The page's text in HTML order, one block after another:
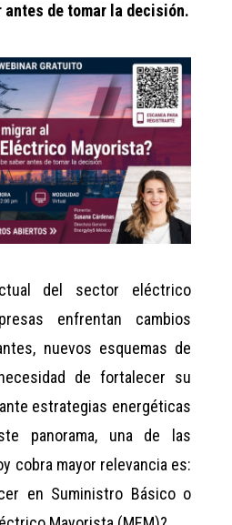
antes de tomar la decisión.
del sector eléctrico
enfrentan cambios
nuevos esquemas de
de fortalecer su
estrategias energéticas
panorama, una de las
cobra mayor relevancia es:
en Suministro Básico o